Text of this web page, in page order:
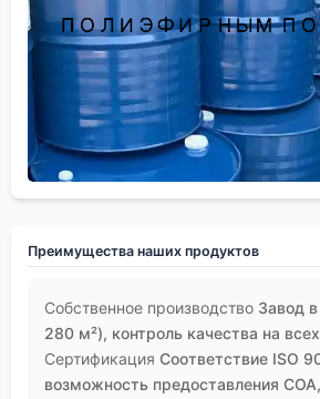
Преимущества наших продуктов
Собственное производство Завод
280 м²), контроль качества на
Сертификация Соответствие ISO
возможность предоставления